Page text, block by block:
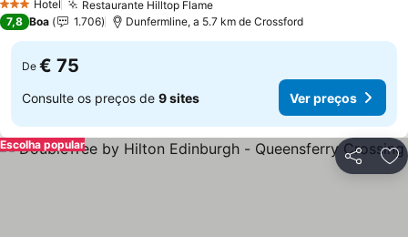
3 EstrelasHotel Restaurante Hilltop FlameVer preços
7,8 Boa 1.706 Dunfermline, a 5.7 km de Crossford
De € 75
Consulte os preços de 9 sites Ver preços
Partilhar
Escolha popular